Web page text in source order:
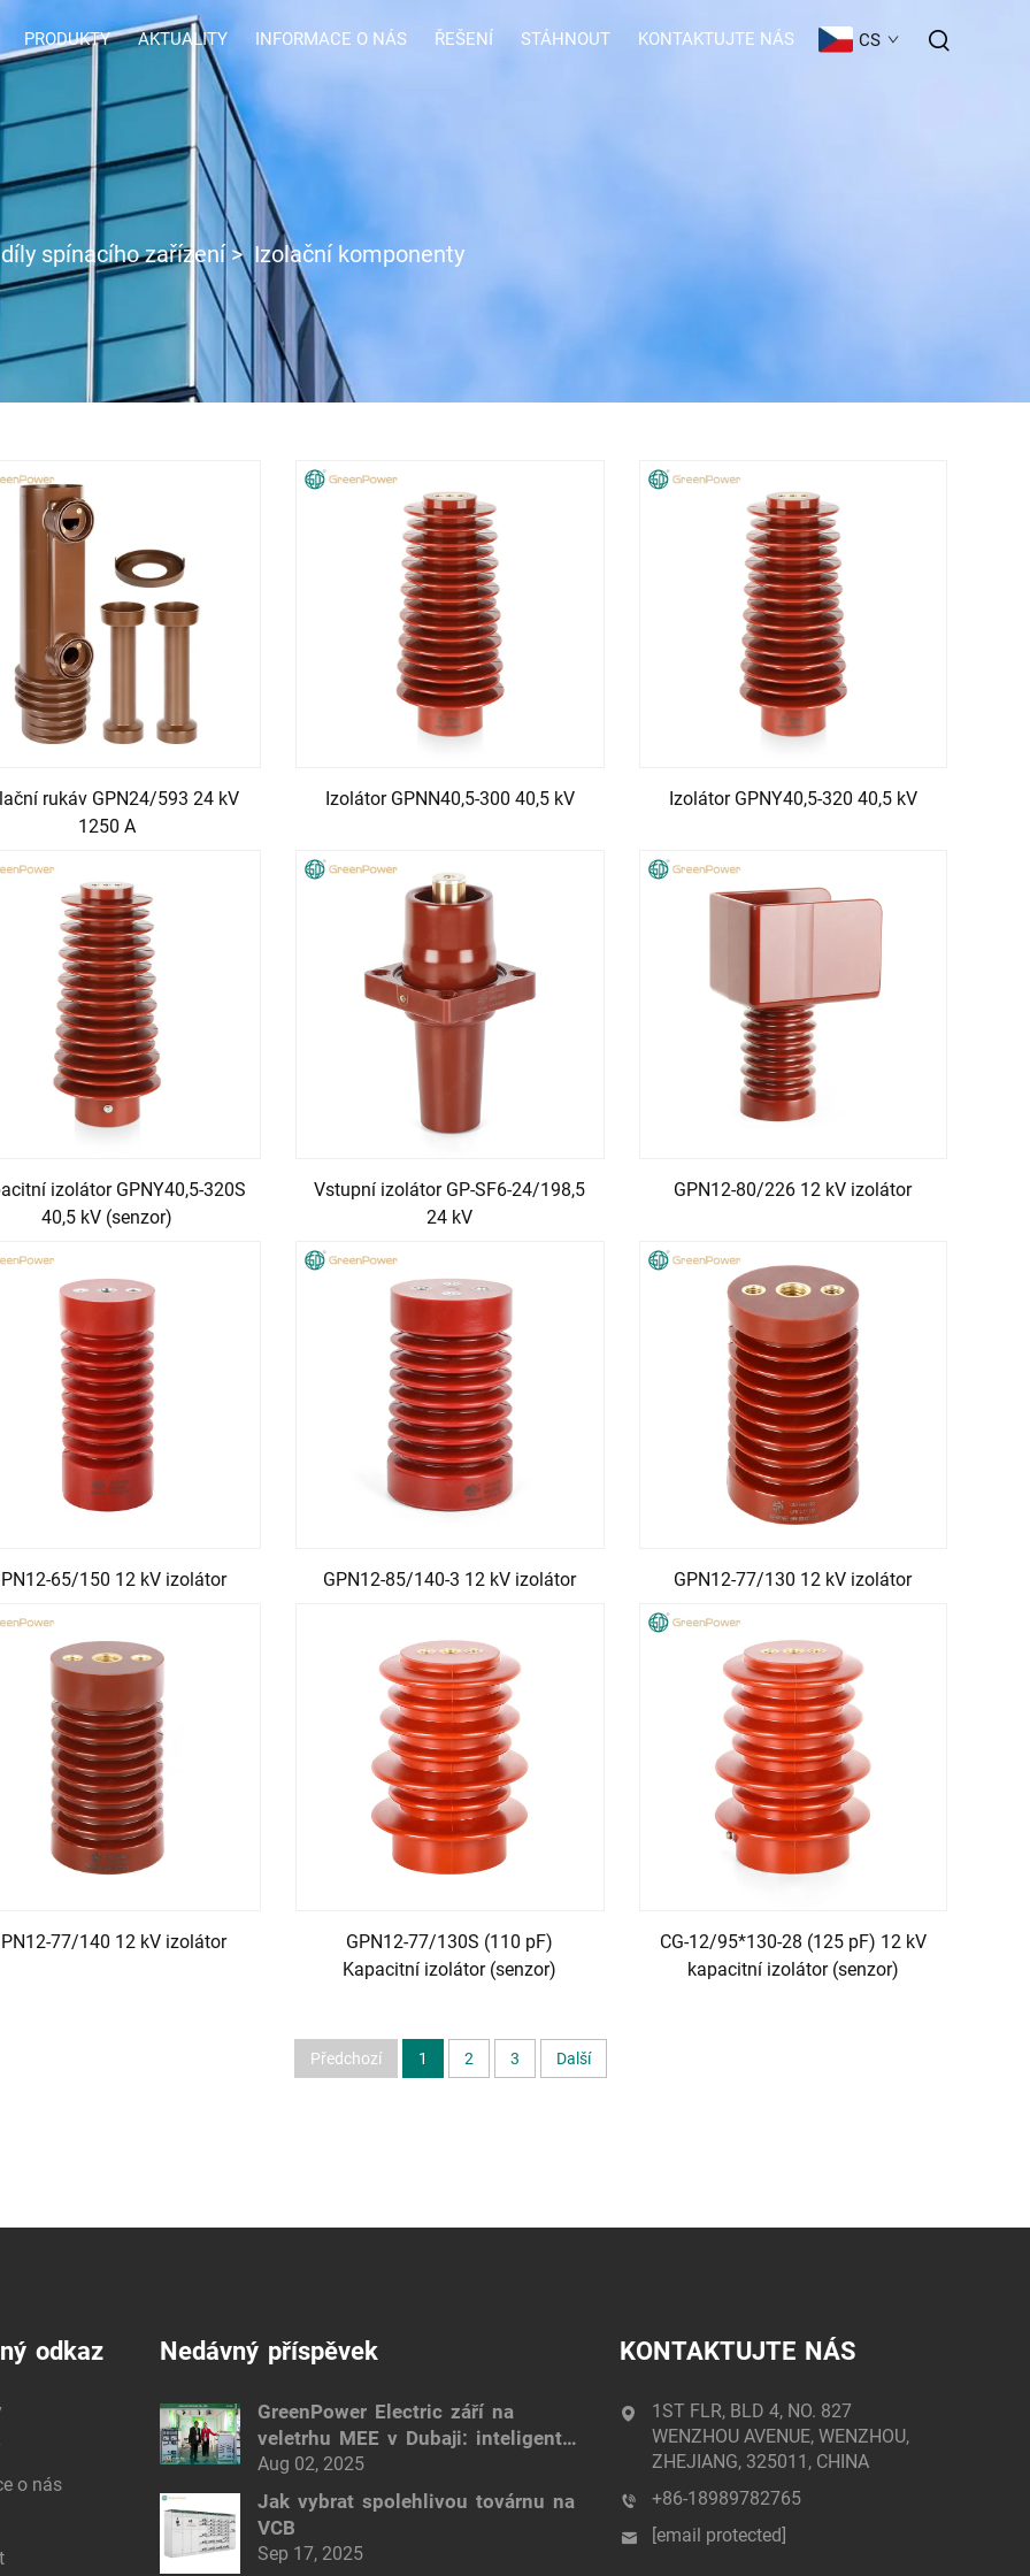
PRODUKTY AKTUALITY INFORMACE O NÁS ŘEŠENÍ STÁHNOUT KONTAKTUJTE NÁS CS
spínacího zařízení> Izolační komponenty
rukáv GPN24/593 24 kV
1250 A
Izolátor GPNN40,5-300 40,5 kV Izolátor GPNY40,5-320 40,5 kV
izolátor GPNY40,5-320S
40,5 kV (senzor)
Vstupní izolátor GP-SF6-24/198,5
24 kV
GPN12-80/226 12 kV izolátor
65/150 12 kV izolátor GPN12-85/140-3 12 kV izolátor GPN12-77/130 12 kV izolátor
77/140 12 kV izolátor
GPN12-77/130S (110 pF)
Kapacitní izolátor (senzor)
CG-12/95*130-28 (125 pF) 12 kV
kapacitní izolátor (senzor)
Předchozí 1 2 3 Další
odkaz
o nás
Nedávný příspěvek
GreenPower Electric září na
veletrhu MEE v Dubaji: inteligentní
elektrická řešení
Aug 02, 2025
Jak vybrat spolehlivou továrnu na
VCB
Sep 17, 2025
KONTAKTUJTE NÁS
1ST FLR, BLD 4, NO. 827
WENZHOU AVENUE, WENZHOU,
ZHEJIANG, 325011, CHINA
+86-18989782765
[email protected]